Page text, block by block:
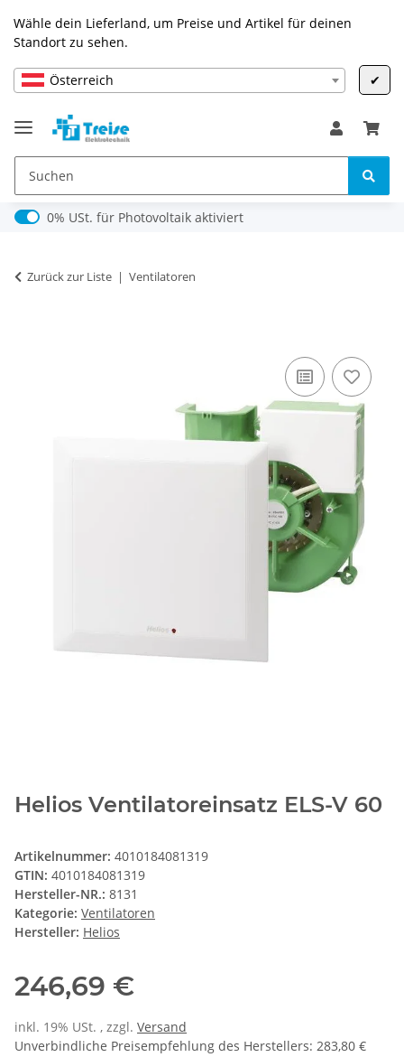
Wähle dein Lieferland, um Preise und Artikel für deinen
Standort zu sehen.
Österreich ✔
0% USt. für Photovoltaik (§ 12 Abs. 3 UStG)
0% USt. für Photovoltaik aktiviert
Zurück zur Liste Ventilatoren
Helios Ventilatoreinsatz ELS-V 60
Artikelnummer: 4010184081319
GTIN: 4010184081319
Hersteller-NR.: 8131
Kategorie: Ventilatoren
Hersteller: Helios
246,69 €
inkl. 19% USt. , zzgl. Versand
Unverbindliche Preisempfehlung des Herstellers: 283,80 €